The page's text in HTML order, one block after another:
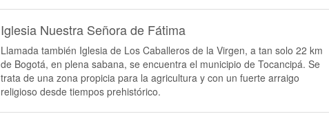
Iglesia Nuestra Señora de Fátima
Llamada también Iglesia de Los Caballeros de la Virgen, a tan solo 22 km
de Bogotá, en plena sabana, se encuentra el municipio de Tocancipá. Se
trata de una zona propicia para la agricultura y con un fuerte arraigo
religioso desde tiempos prehistórico.